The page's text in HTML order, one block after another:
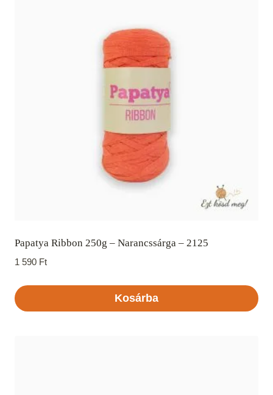
Papatya Ribbon 250g – Narancssárga – 2125
1 590 Ft
Kosárba